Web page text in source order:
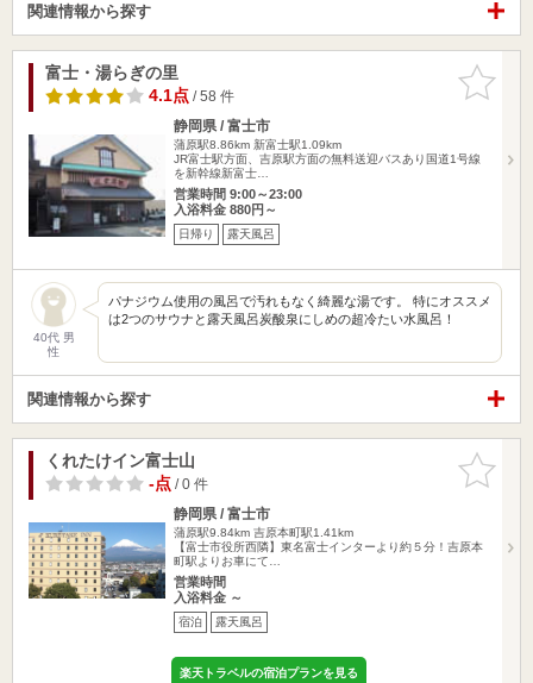
関連情報から探す
お気に入
りに追加
富士・湯らぎの里
4.1点/ 58 件
静岡県 / 富士市
蒲原駅8.86km 新富士駅1.09km
JR富士駅方面、吉原駅方面の無料送迎バスあり国道1号線
を新幹線新富士…
営業時間 9:00～23:00
入浴料金 880円～
日帰り 露天風呂
40代 男
性
パナジウム使用の風呂で汚れもなく綺麗な湯です。 特にオススメ
は2つのサウナと露天風呂炭酸泉にしめの超冷たい水風呂！
関連情報から探す
お気に入
りに追加
くれたけイン富士山
-点/ 0 件
静岡県 / 富士市
蒲原駅9.84km 吉原本町駅1.41km
【富士市役所西隣】東名富士インターより約５分！吉原本
町駅よりお車にて…
営業時間
入浴料金 ～
宿泊 露天風呂
楽天トラベルの宿泊プランを見る